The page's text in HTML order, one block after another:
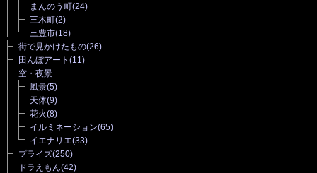
まんのう町(24)
三木町(2)
三豊市(18)
街で見かけたもの(26)
田んぼアート (11)
空・夜景
風景(5)
天体(9)
花火(8)
イルミネーション(65)
イエナリエ(33)
プライズ(250)
ドラえもん(42)